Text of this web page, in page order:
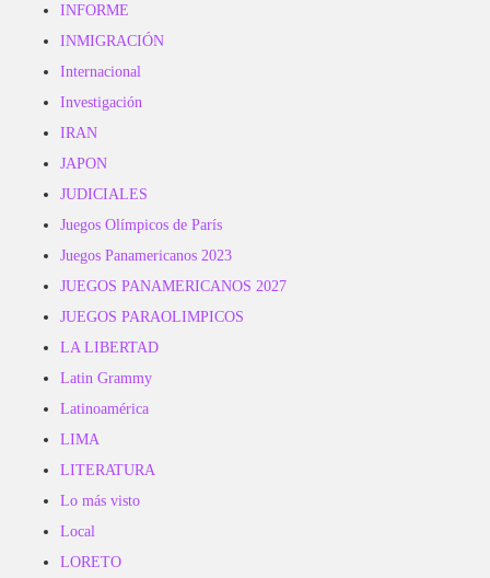
INFORME
INMIGRACIÓN
Internacional
Investigación
IRAN
JAPON
JUDICIALES
Juegos Olímpicos de París
Juegos Panamericanos 2023
JUEGOS PANAMERICANOS 2027
JUEGOS PARAOLIMPICOS
LA LIBERTAD
Latin Grammy
Latinoamérica
LIMA
LITERATURA
Lo más visto
Local
LORETO